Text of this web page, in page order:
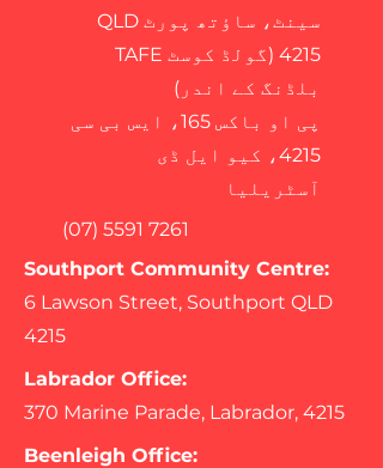
سینٹ، ساؤتھ پورٹ QLD
4215 (گولڈ کوسٹ TAFE
بلڈنگ کے اندر)
پی او باکس 165، ایس بی سی
4215، کیو ایل ڈی
آسٹریلیا
(07) 5591 7261
Southport Community Centre:
6 Lawson Street, Southport QLD
4215
Labrador Office:
370 Marine Parade, Labrador, 4215
Beenleigh Office: